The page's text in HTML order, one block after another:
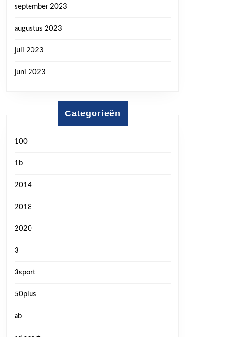
september 2023
augustus 2023
juli 2023
juni 2023
Categorieën
100
1b
2014
2018
2020
3
3sport
50plus
ab